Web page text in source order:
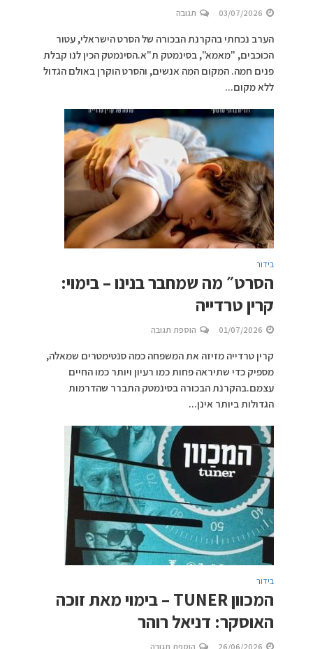
03/07/2026 תגובה
הערב נכחתי בהקרנת הבכורה של הסרט הישראלי, עטור
הכוכבים, "מאמא", בסינמטק ת"א.הסינמטק הכין לנו קבלת
פנים חמה. המקום המה אנשים, והסרט הוקרן באולם הגדול
ללא מקום...
בידור
הסרט״ מה שמחבר בנינו – בימוי:
קרין טרדייה
01/07/2026 הוספת תגובה
קרין טרדייה מזיזה את המשפחה כמה סנטימטרים שמאלה,
מספיק כדי שתיראה פחות כמו רעיון ויותר כמו החיים
עצמם.בהקרנת הבכורה בסינמטק התברר שהדרמות
הגדולות ביותר אינן...
בידור
המכוון TUNER – בימוי מאת זוכה
האוסקר: דניאל רוהר
26/06/2026 הוספת תגובה